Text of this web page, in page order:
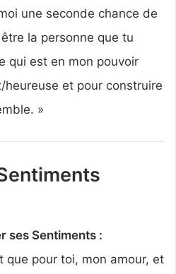
une seconde chance de
la personne que tu
qui est en mon pouvoir
et pour construire
»
ses Sentiments :
pour toi, mon amour, et